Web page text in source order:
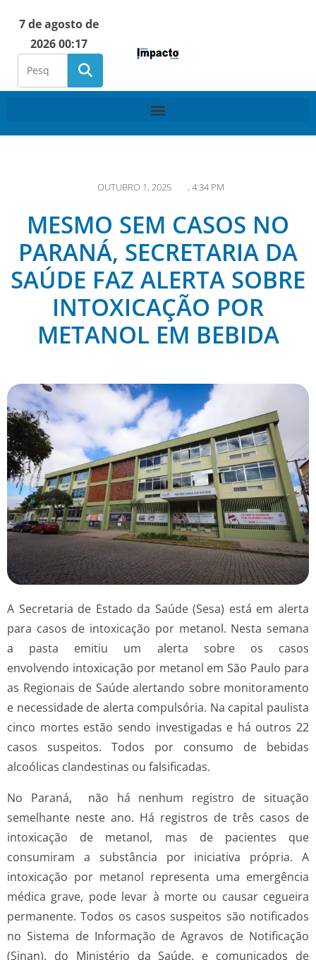
7 de agosto de
2026 00:17
OUTUBRO 1, 2025 , 4:34 PM
MESMO SEM CASOS NO
PARANÁ, SECRETARIA DA
SAÚDE FAZ ALERTA SOBRE
INTOXICAÇÃO POR
METANOL EM BEBIDA
A Secretaria de Estado da Saúde (Sesa) está em alerta
para casos de intoxicação por metanol. Nesta semana
a pasta emitiu um alerta sobre os casos
envolvendo intoxicação por metanol em São Paulo para
as Regionais de Saúde alertando sobre monitoramento
e necessidade de alerta compulsória. Na capital paulista
cinco mortes estão sendo investigadas e há outros 22
casos suspeitos. Todos por consumo de bebidas
alcoólicas clandestinas ou falsificadas.
No Paraná, não há nenhum registro de situação
semelhante neste ano. Há registros de três casos de
intoxicação de metanol, mas de pacientes que
consumiram a substância por iniciativa própria. A
intoxicação por metanol representa uma emergência
médica grave, pode levar à morte ou causar cegueira
permanente. Todos os casos suspeitos são notificados
no Sistema de Informação de Agravos de Notificação
(Sinan), do Ministério da Saúde, e comunicados de